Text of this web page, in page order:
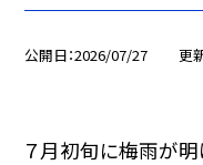
公開日 2026/07/27 更
７月初旬に梅雨が